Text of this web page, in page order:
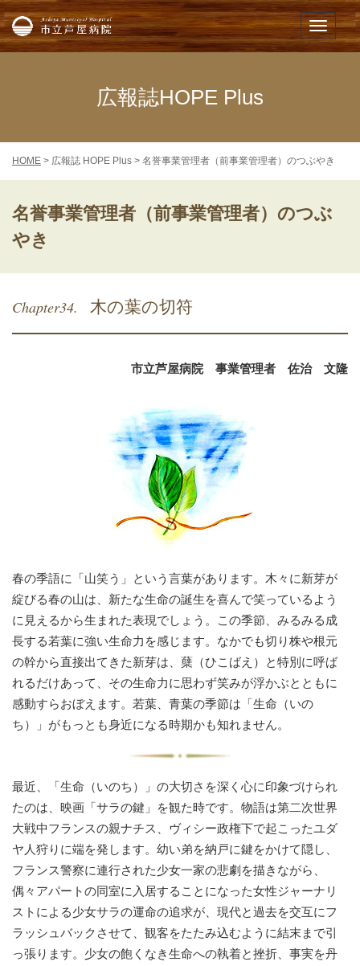
メニュー
市立芦屋病院
広報誌HOPE Plus
HOME > 広報誌 HOPE Plus > 名誉事業管理者（前事業管理者）のつぶやき
名誉事業管理者（前事業管理者）のつぶ
やき
Chapter34. 木の葉の切符
市立芦屋病院 事業管理者 佐治 文隆
春の季語に「山笑う」という言葉があります。木々に新芽が
綻びる春の山は、新たな生命の誕生を喜んで笑っているよう
に見えるから生まれた表現でしょう。この季節、みるみる成
長する若葉に強い生命力を感じます。なかでも切り株や根元
の幹から直接出てきた新芽は、蘖（ひこばえ）と特別に呼ば
れるだけあって、その生命力に思わず笑みが浮かぶとともに
感動すらおぼえます。若葉、青葉の季節は「生命（いの
ち）」がもっとも身近になる時期かも知れません。
最近、「生命（いのち）」の大切さを深く心に印象づけられ
たのは、映画「サラの鍵」を観た時です。物語は第二次世界
大戦中フランスの親ナチス、ヴィシー政権下で起こったユダ
ヤ人狩りに端を発します。幼い弟を納戸に鍵をかけて隠し、
フランス警察に連行された少女一家の悲劇を描きながら、
偶々アパートの同室に入居することになった女性ジャーナリ
ストによる少女サラの運命の追求が、現代と過去を交互にフ
ラッシュバックさせて、観客をたたみ込むように結末まで引
っ張ります。少女の飽くなき生命への執着と挫折、事実を丹